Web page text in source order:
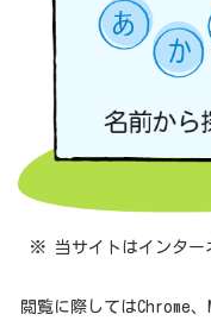
※ 当サイトはインター
閲覧に際してはChrome